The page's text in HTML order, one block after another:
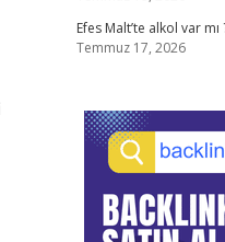
Efes Malt’te alkol var mı
Temmuz 17, 2026